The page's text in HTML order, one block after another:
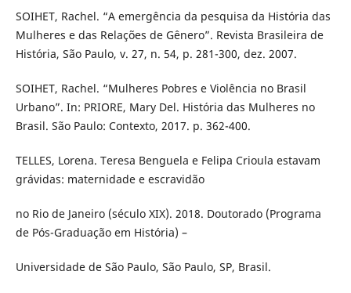
SOIHET, Rachel. “A emergência da pesquisa da História das
Mulheres e das Relações de Gênero”. Revista Brasileira de
História, São Paulo, v. 27, n. 54, p. 281-300, dez. 2007.
SOIHET, Rachel. “Mulheres Pobres e Violência no Brasil
Urbano”. In: PRIORE, Mary Del. História das Mulheres no
Brasil. São Paulo: Contexto, 2017. p. 362-400.
TELLES, Lorena. Teresa Benguela e Felipa Crioula estavam
grávidas: maternidade e escravidão
no Rio de Janeiro (século XIX). 2018. Doutorado (Programa
de Pós-Graduação em História) –
Universidade de São Paulo, São Paulo, SP, Brasil.